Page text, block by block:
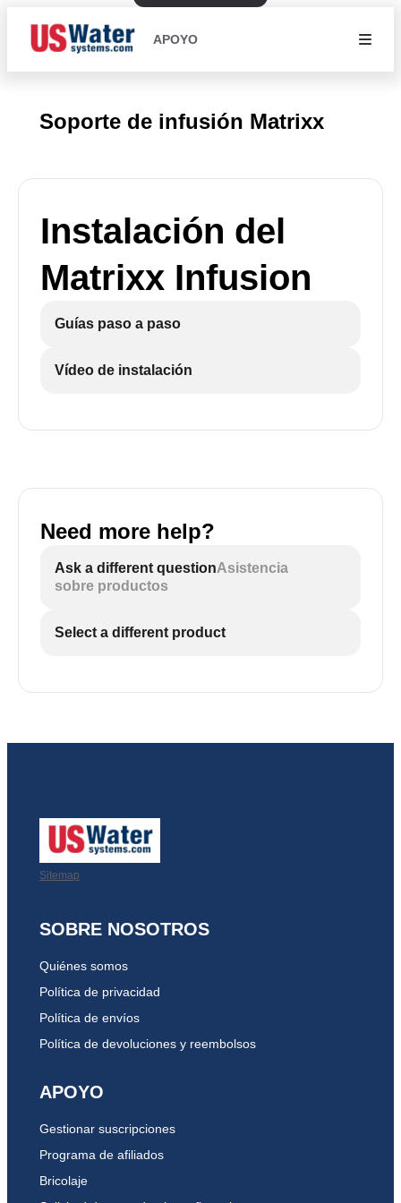
APOYO
Soporte de infusión Matrixx
Instalación del
Matrixx Infusion
Guías paso a paso
Vídeo de instalación
Need more help?
Ask a different questionAsistencia
sobre productos
Select a different product
Sitemap
SOBRE NOSOTROS
Quiénes somos
Política de privacidad
Política de envíos
Política de devoluciones y reembolsos
APOYO
Gestionar suscripciones
Programa de afiliados
Bricolaje